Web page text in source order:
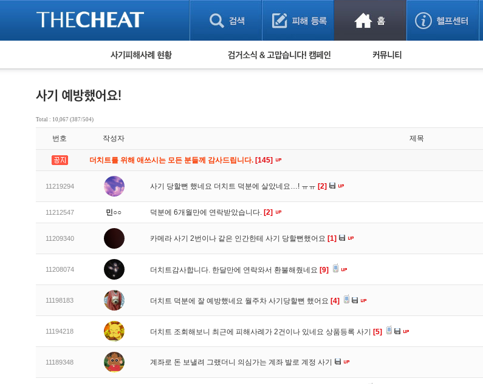
피해사례 현황
게임 · 비실물 피해사례
유해사이트 목록
비공개 피해사례
검거 소식 사기 예방했어요!
사기방지 아이디어
Total : 10,067 (387/504)
번호 작성자 제목
더치트를 위해 애쓰시는 모든 분들께 감사드립니다. [145]
11219294 사기 당할뻔 했네요 더치트 덕분에 살았네요…! ㅠㅠ [2]
11212547 민○○ 덕분에 6개월만에 연락받았습니다. [2]
11209340 카메라 사기 2번이나 같은 인간한테 사기 당할뻔했어요 [1]
11208074 더치트감사합니다. 한달만에 연락와서 환불해줬네요 [9]
11198183 더치트 덕분에 잘 예방했네요 월주차 사기당할뻔 했어요 [4]
11194218 더치트 조회해보니 최근에 피해사례가 2건이나 있네요 상품등록 사기 [5]
11189348 계좌로 돈 보낼려 그랬더니 의심가는 계좌 발로 계정 사기